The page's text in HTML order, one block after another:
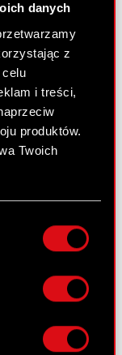
danych
z
i treści,
produktów.
Twoich
nawet
aktywnie
zbiory
badania
rok
do
Optimus